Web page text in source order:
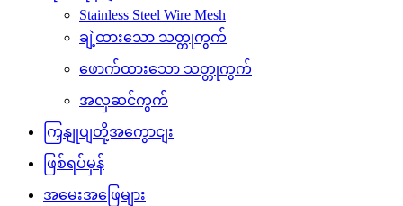
Stainless Steel Wire Mesh
ချဲ့ထားသော သတ္တုကွက်
ဖောက်ထားသော သတ္တုကွက်
အလှဆင်ကွက်
ကြှနျုပျတို့အကွောငျး
ဖြစ်ရပ်မှန်
အမေးအဖြေများ